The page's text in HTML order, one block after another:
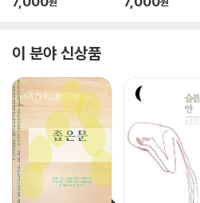
이 분야 신상품